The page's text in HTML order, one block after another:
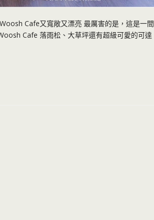
Cafe又寬敞又漂亮 最厲害的是，這是一間
Cafe 落雨松、大草坪還有超級可愛的可達